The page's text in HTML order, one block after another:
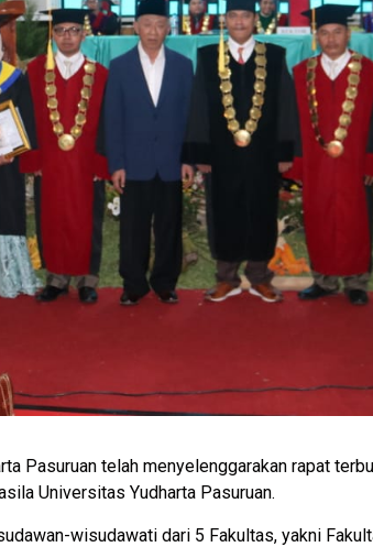
Pasuruan telah menyelenggarakan rapat
Universitas Yudharta Pasuruan.
wisudawati dari 5 Fakultas, yakni